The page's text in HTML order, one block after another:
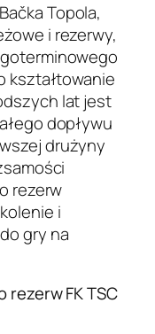
Topola,
i rezerwy,
kształtowanie
lat jest
dopływu
drużyny
rezerw
i
gry na
rezerw FK TSC